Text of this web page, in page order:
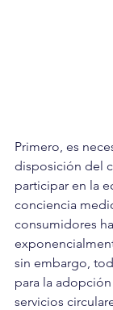
Primero, es
disposición del
participar en la
conciencia
consumidores
sin embargo,
para la
servicios